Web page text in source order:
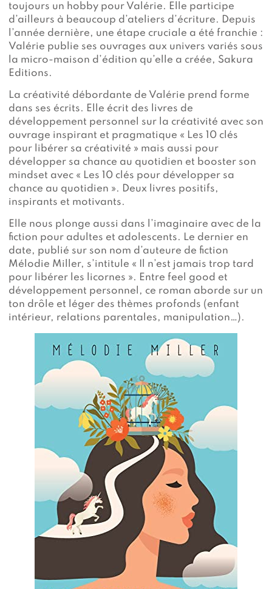
toujours un hobby pour Valérie. Elle participe
d’ailleurs à beaucoup d’ateliers d’écriture. Depuis
l’année dernière, une étape cruciale a été franchie :
Valérie publie ses ouvrages aux univers variés sous
la micro-maison d’édition qu’elle a créée, Sakura
Editions.
La créativité débordante de Valérie prend forme
dans ses écrits. Elle écrit des livres de
développement personnel sur la créativité avec son
ouvrage inspirant et pragmatique « Les 10 clés
pour libérer sa créativité » mais aussi pour
développer sa chance au quotidien et booster son
mindset avec « Les 10 clés pour développer sa
chance au quotidien ». Deux livres positifs,
inspirants et motivants.
Elle nous plonge aussi dans l’imaginaire avec de la
fiction pour adultes et adolescents. Le dernier en
date, publié sur son nom d’auteure de fiction
Mélodie Miller, s’intitule « Il n’est jamais trop tard
pour libérer les licornes ». Entre feel good et
développement personnel, ce roman aborde sur un
ton drôle et léger des thèmes profonds (enfant
intérieur, relations parentales, manipulation…).